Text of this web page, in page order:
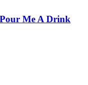
Me A Drink